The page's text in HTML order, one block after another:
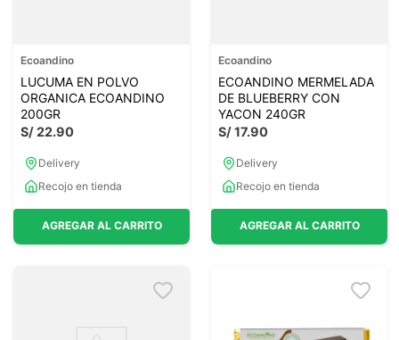
Ecoandino
LUCUMA EN POLVO
ORGANICA ECOANDINO
200GR
S/22.90
Delivery
Recojo en tienda
AGREGAR AL CARRITO
Ecoandino
ECOANDINO MERMELADA
DE BLUEBERRY CON
YACON 240GR
S/17.90
Delivery
Recojo en tienda
AGREGAR AL CARRITO